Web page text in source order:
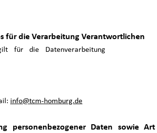
für die Verarbeitung Verantwortlichen
für die Datenverarbeitung
info@tcm-homburg.de
personenbezogener Daten sowie